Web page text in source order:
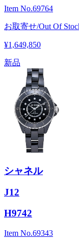
Item No.69764
お取寄せ/Out Of
¥1,649,850
新品
シャネル
J12
H9742
Item No.69343